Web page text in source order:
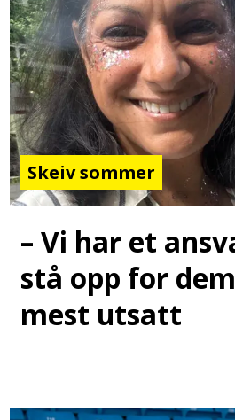
Skeiv sommer
– Vi har et
stå opp for
mest utsatt